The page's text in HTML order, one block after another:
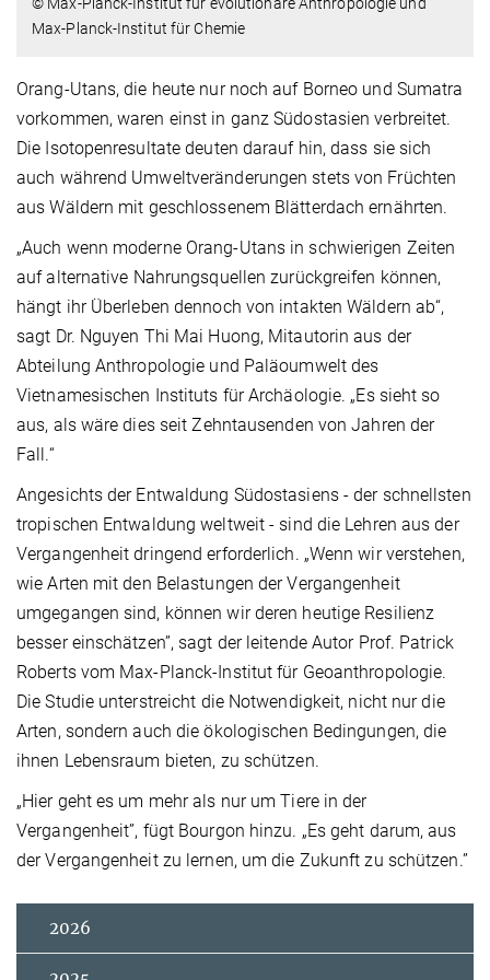
© Max-Planck-Institut für evolutionäre Anthropologie und
Max-Planck-Institut für Chemie
Orang-Utans, die heute nur noch auf Borneo und Sumatra
vorkommen, waren einst in ganz Südostasien verbreitet.
Die Isotopenresultate deuten darauf hin, dass sie sich
auch während Umweltveränderungen stets von Früchten
aus Wäldern mit geschlossenem Blätterdach ernährten.
„Auch wenn moderne Orang-Utans in schwierigen Zeiten
auf alternative Nahrungsquellen zurückgreifen können,
hängt ihr Überleben dennoch von intakten Wäldern ab“,
sagt Dr. Nguyen Thi Mai Huong, Mitautorin aus der
Abteilung Anthropologie und Paläoumwelt des
Vietnamesischen Instituts für Archäologie. „Es sieht so
aus, als wäre dies seit Zehntausenden von Jahren der
Fall.“
Angesichts der Entwaldung Südostasiens - der schnellsten
tropischen Entwaldung weltweit - sind die Lehren aus der
Vergangenheit dringend erforderlich. „Wenn wir verstehen,
wie Arten mit den Belastungen der Vergangenheit
umgegangen sind, können wir deren heutige Resilienz
besser einschätzen”, sagt der leitende Autor Prof. Patrick
Roberts vom Max-Planck-Institut für Geoanthropologie.
Die Studie unterstreicht die Notwendigkeit, nicht nur die
Arten, sondern auch die ökologischen Bedingungen, die
ihnen Lebensraum bieten, zu schützen.
„Hier geht es um mehr als nur um Tiere in der
Vergangenheit”, fügt Bourgon hinzu. „Es geht darum, aus
der Vergangenheit zu lernen, um die Zukunft zu schützen.”
2026